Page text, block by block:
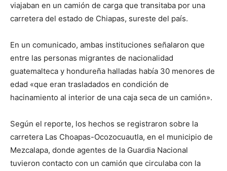
viajaban en un camión de carga que transitaba por una
carretera del estado de Chiapas, sureste del país.
En un comunicado, ambas instituciones señalaron que
entre las personas migrantes de nacionalidad
guatemalteca y hondureña halladas había 30 menores de
edad «que eran trasladados en condición de
hacinamiento al interior de una caja seca de un camión».
Según el reporte, los hechos se registraron sobre la
carretera Las Choapas-Ocozocuautla, en el municipio de
Mezcalapa, donde agentes de la Guardia Nacional
tuvieron contacto con un camión que circulaba con la